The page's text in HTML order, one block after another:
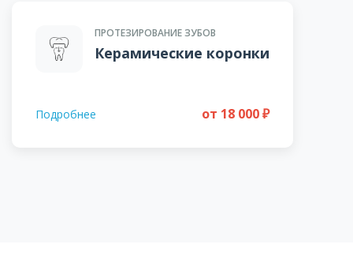
ПРОТЕЗИРОВАНИЕ ЗУБОВ
Керамические коронки
Подробнее от 18 000 ₽